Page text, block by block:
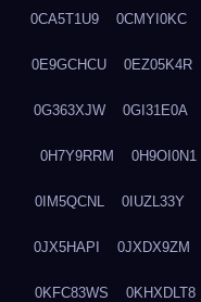
0CA5T1U9 0CMYI0KC
0E9GCHCU 0EZ05K4R
0G363XJW 0GI31E0A
0H7Y9RRM 0H9OI0N1
0IM5QCNL 0IUZL33Y
0JX5HAPI 0JXDX9ZM
0KFC83WS 0KHXDLT8